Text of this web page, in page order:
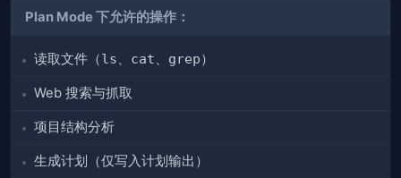
Plan Mode 下允许的操作：
读取文件（ls cat grep）
Web 搜索与抓取
项目结构分析
生成计划（仅写入计划输出）